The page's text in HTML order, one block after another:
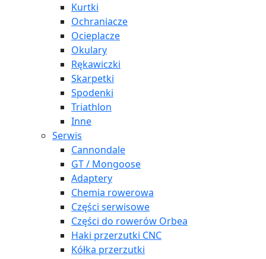
Kurtki
Ochraniacze
Ocieplacze
Okulary
Rękawiczki
Skarpetki
Spodenki
Triathlon
Inne
Serwis
Cannondale
GT / Mongoose
Adaptery
Chemia rowerowa
Części serwisowe
Części do rowerów Orbea
Haki przerzutki CNC
Kółka przerzutki